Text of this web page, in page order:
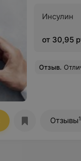
Инсулин
от 30,95
Отзыв. Отличная
Отзывы